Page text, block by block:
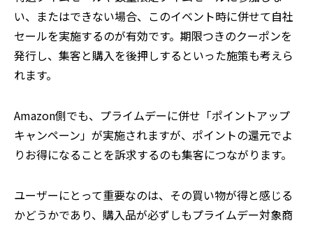
い、またはできない場合、このイベント時に併せて自社
セールを実施するのが有効です。期限つきのクーポンを
発行し、集客と購入を後押しするといった施策も考えら
れます。
Amazon側でも、プライムデーに併せ「ポイントアップ
キャンペーン」が実施されますが、ポイントの還元でよ
りお得になることを訴求するのも集客につながります。
ユーザーにとって重要なのは、その買い物が得と感じる
かどうかであり、購入品が必ずしもプライムデー対象商